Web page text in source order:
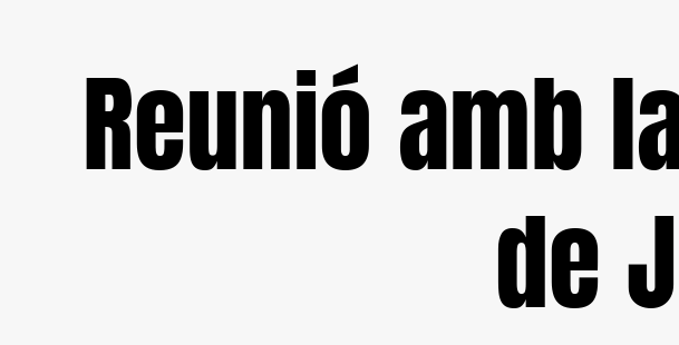
Reunió amb
de